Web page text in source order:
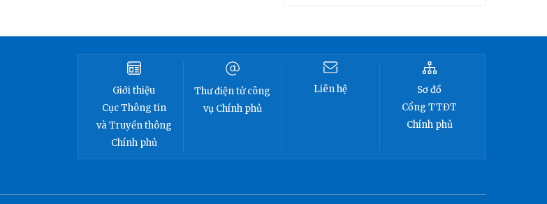
Giới thiệu
Cục Thông tin
và Truyền thông
Chính phủ
Thư điện tử công
vụ Chính phủ
Liên hệ
Sơ đồ
Cổng TTĐT
Chính phủ